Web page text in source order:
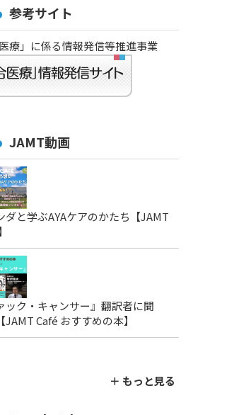
参考サイト
医療」に係る情報発信等推進事業
JAMT動画
ダと学ぶAYAケアのかたち【JAMT
ック・キャンサー』翻訳者に聞
JAMT Café おすすめの本】
＋ もっと見る